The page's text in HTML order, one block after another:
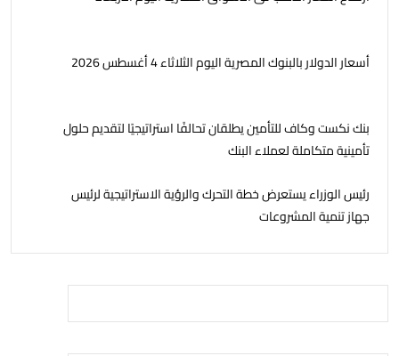
أسعار الدولار بالبنوك المصرية اليوم الثلاثاء 4 أغسطس 2026
بنك نكست وكاف للتأمين يطلقان تحالفًا استراتيجيًا لتقديم حلول
تأمينية متكاملة لعملاء البنك
رئيس الوزراء يستعرض خطة التحرك والرؤية الاستراتيجية لرئيس
جهاز تنمية المشروعات